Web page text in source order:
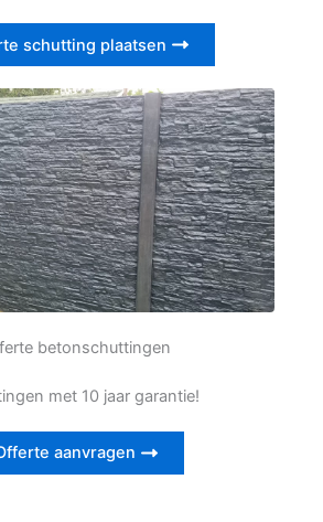
schutting plaatsen
betonschuttingen
met 10 jaar garantie!
aanvragen